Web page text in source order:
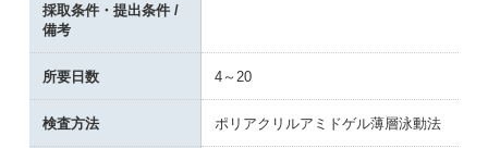
採取条件・提出条件 /
備考
所要日数 4～20
検査方法 ポリアクリルアミドゲル薄層泳動法